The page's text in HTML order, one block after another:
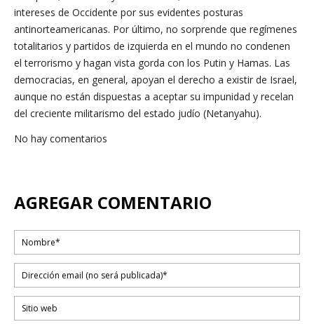
intereses de Occidente por sus evidentes posturas
antinorteamericanas. Por último, no sorprende que regímenes
totalitarios y partidos de izquierda en el mundo no condenen
el terrorismo y hagan vista gorda con los Putin y Hamas. Las
democracias, en general, apoyan el derecho a existir de Israel,
aunque no están dispuestas a aceptar su impunidad y recelan
del creciente militarismo del estado judío (Netanyahu).
No hay comentarios
AGREGAR COMENTARIO